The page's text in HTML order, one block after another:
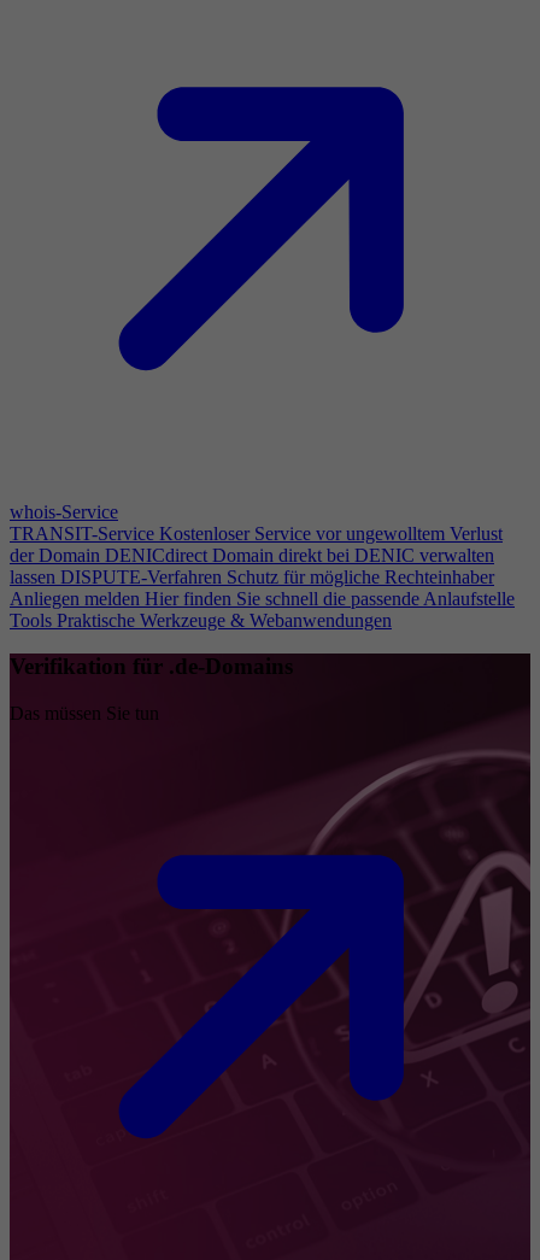
whois-Service
TRANSIT-Service Kostenloser Service vor ungewolltem Verlust
der Domain DENICdirect Domain direkt bei DENIC verwalten
lassen DISPUTE-Verfahren Schutz für mögliche Rechteinhaber
Anliegen melden Hier finden Sie schnell die passende Anlaufstelle
Tools Praktische Werkzeuge & Webanwendungen
Verifikation für .de-Domains
Das müssen Sie tun